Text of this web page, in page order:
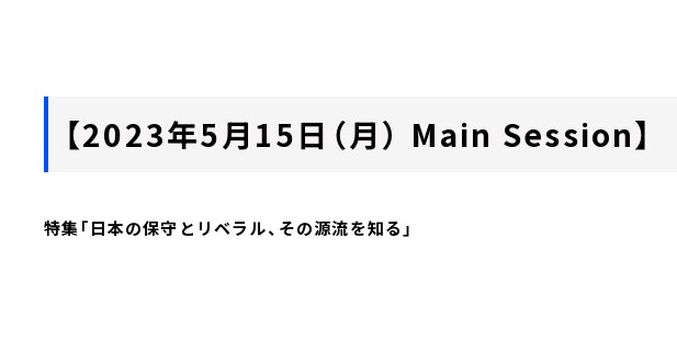
【2023年5月15日（月） Main Session】
特集「日本の保守とリベラル、その源流を知る」